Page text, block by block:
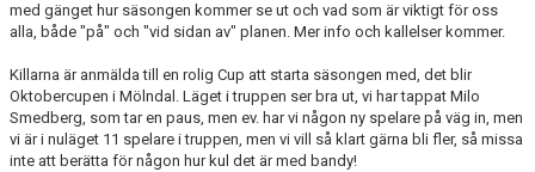
med gänget hur säsongen kommer se ut och vad som är viktigt för oss
alla, både "på" och "vid sidan av" planen. Mer info och kallelser kommer.
Killarna är anmälda till en rolig Cup att starta säsongen med, det blir
Oktobercupen i Mölndal. Läget i truppen ser bra ut, vi har tappat Milo
Smedberg, som tar en paus, men ev. har vi någon ny spelare på väg in, men
vi är i nuläget 11 spelare i truppen, men vi vill så klart gärna bli fler, så missa
inte att berätta för någon hur kul det är med bandy!